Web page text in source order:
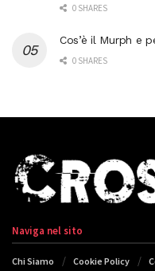
0 SHARES
Cos’è il Murph e
0 SHARES
Naviga nel sito
Chi Siamo Cookie Policy